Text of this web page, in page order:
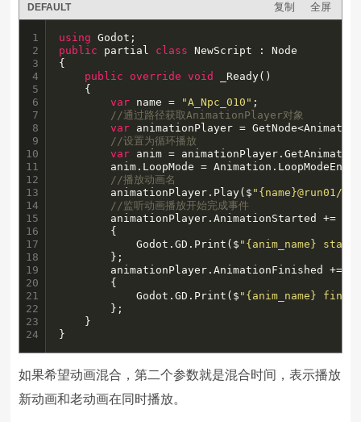
DEFAULT 复制 全屏
1
2
3
4
5
6
7
8
9
10
11
12
13
14
15
16
17
18
19
20
21
22
23
24
using
public partial class NewScript : Node
{
public
override void
_Ready()
var name = "A_Npc_010" ;
//通过路径获取AnimationPlayer对象
var animationPlayer =
//设置为循环播放
var anim =
//播放动画名
		animationPlayer.Play($
"{name}@run01/
//监听动画播放开始完成事件
			Godot.GD.Print($
"{anim_name}
			Godot.GD.Print($
"{anim_name}
}
如果希望动画混合，第二个参数就是混合时间，表示播放
新动画和老动画在同时播放。